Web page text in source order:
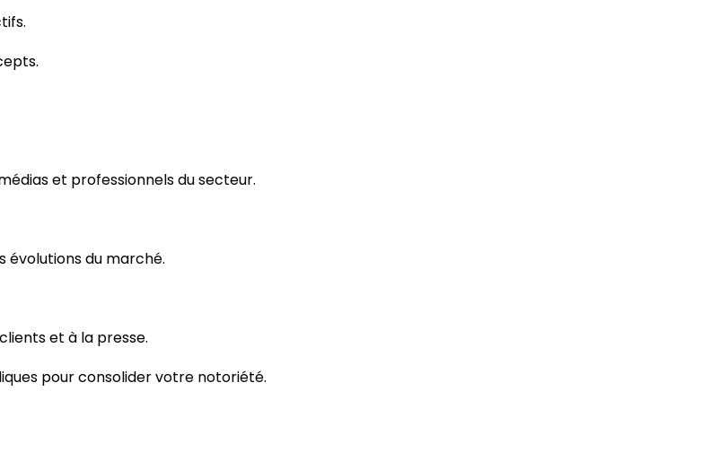
et professionnels du secteur.
évolutions du marché.
et à la presse.
pour consolider votre notoriété.